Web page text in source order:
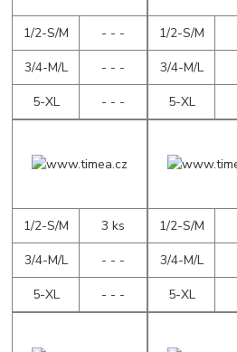
1/2-S/M
- - -
3/4-M/L
- - -
5-XL
- - -
1/2-S/M
3/4-M/L
5-XL
1/2-S/M
3 ks
3/4-M/L
- - -
5-XL
- - -
1/2-S/M
3/4-M/L
5-XL